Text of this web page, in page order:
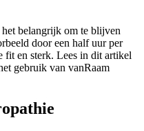
belangrijk om te blijven
door een half uur per
fit en sterk. Lees in dit artikel
gebruik van vanRaam